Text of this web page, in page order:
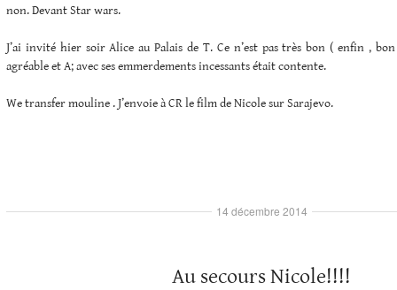
non. Devant Star wars.
J’ai invité hier soir Alice au Palais de T. Ce n’est pas très bon ( enfin ,
agréable et A; avec ses emmerdements incessants était contente.
We transfer mouline . J’envoie à CR le film de Nicole sur Sarajevo.
Au secours Nicole!!!!
14 décembre 2014